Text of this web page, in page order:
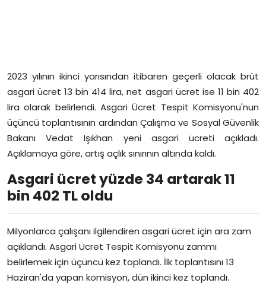
2023 yılının ikinci yarısından itibaren geçerli olacak brüt
asgari ücret 13 bin 414 lira, net asgari ücret ise 11 bin 402
lira olarak belirlendi. Asgari Ücret Tespit Komisyonu'nun
üçüncü toplantısının ardından Çalışma ve Sosyal Güvenlik
Bakanı Vedat Işıkhan yeni asgari ücreti açıkladı.
Açıklamaya göre, artış açlık sınırının altında kaldı.
Asgari ücret yüzde 34 artarak 11
bin 402 TL oldu
Milyonlarca çalışanı ilgilendiren asgari ücret için ara zam
açıklandı. Asgari Ücret Tespit Komisyonu zammı
belirlemek için üçüncü kez toplandı. İlk toplantısını 13
Haziran'da yapan komisyon, dün ikinci kez toplandı.